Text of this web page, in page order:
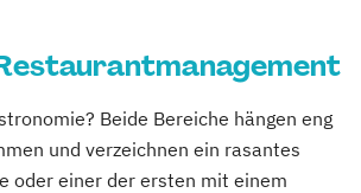
Beide Bereiche hängen eng
und verzeichnen ein rasantes
oder einer der ersten mit einem